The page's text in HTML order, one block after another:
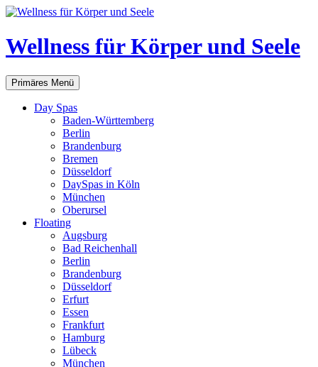
Zum
springen
Wellness für Körper und Seele
Suchen
Primäres Menü
Day Spas
Baden-Württemberg
Berlin
Brandenburg
Bremen
Düsseldorf
DaySpas in Köln
München
Oberursel
Floating
Augsburg
Bad Reichenhall
Berlin
Brandenburg
Düsseldorf
Erfurt
Essen
Frankfurt
Hamburg
Lübeck
München